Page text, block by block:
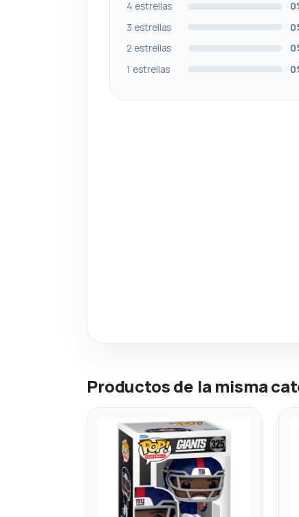
4 estrellas
3 estrellas
2 estrellas
1 estrellas
Productos de la misma